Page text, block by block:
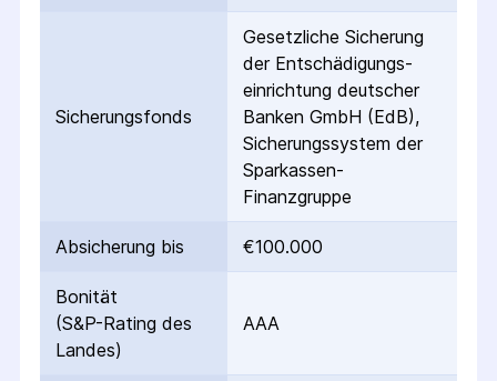
Sicherungs­fonds
Gesetzliche Sicherung
der Entschädigungs­
einrichtung deutscher
Banken GmbH (EdB),
Sicherungssystem der
Sparkassen-
Finanzgruppe
Absicherung bis €100.000
Bonität
(S&P-Rating des
Landes)
AAA